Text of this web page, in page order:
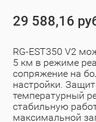
29 588,16
RG-EST350 V2
5 км в режиме
сопряжение на
настройки.
температурный
стабильную
максимальной